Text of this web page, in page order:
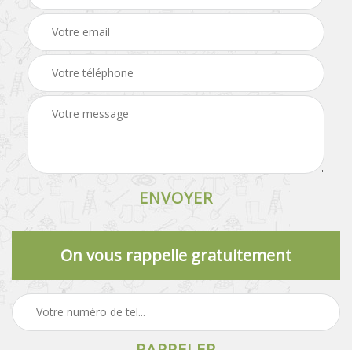
On vous rappelle gratuitement